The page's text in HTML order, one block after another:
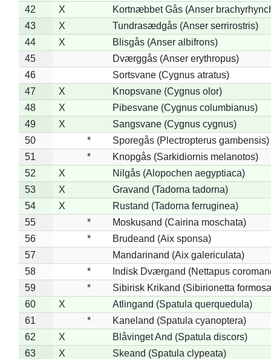
42
X
Kortnæbbet Gås (Anser
43
X
Tundrasædgås (Anser serrirostris)
44
X
Blisgås (Anser albifrons)
45
Dværggås (Anser erythropus)
46
Sortsvane (Cygnus atratus)
47
X
Knopsvane (Cygnus olor)
48
X
Pibesvane (Cygnus columbianus)
49
X
Sangsvane (Cygnus cygnus)
50
*
Sporegås (Plectropterus gambensis)
51
*
Knopgås (Sarkidiornis melanotos)
52
X
Nilgås (Alopochen aegyptiaca)
53
X
Gravand (Tadorna tadorna)
54
X
Rustand (Tadorna ferruginea)
55
*
Moskusand (Cairina moschata)
56
*
Brudeand (Aix sponsa)
57
Mandarinand (Aix galericulata)
58
*
Indisk Dværgand (Nettapus
59
*
Sibirisk Krikand (Sibirionetta
60
X
Atlingand (Spatula querquedula)
61
*
Kaneland (Spatula cyanoptera)
62
X
Blåvinget And (Spatula discors)
63
X
Skeand (Spatula clypeata)